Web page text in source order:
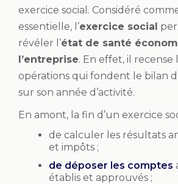
exercice social. Considéré
essentielle, l’exercice social
révéler l’état de santé
l’entreprise. En effet, il recense
opérations qui fondent le bilan
sur son année d’activité.
En amont, la fin d’un exercice
de calculer les résultats
et impôts ;
de déposer les comptes
établis et approuvés ;